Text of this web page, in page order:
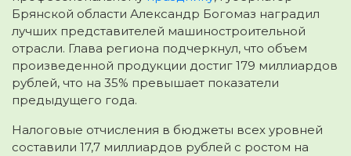
Брянской области Александр Богомаз наградил
лучших представителей машиностроительной
отрасли. Глава региона подчеркнул, что объем
произведенной продукции достиг 179 миллиардов
рублей, что на 35% превышает показатели
предыдущего года.
Налоговые отчисления в бюджеты всех уровней
составили 17,7 миллиардов рублей с ростом на